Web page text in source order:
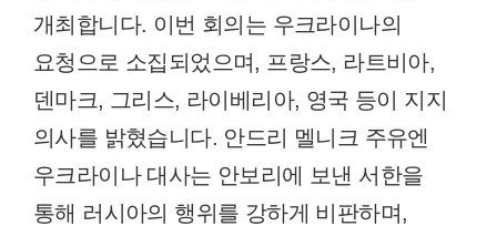
개최합니다. 이번 회의는 우크라이나의
요청으로 소집되었으며, 프랑스, 라트비아,
덴마크, 그리스, 라이베리아, 영국 등이 지지
의사를 밝혔습니다. 안드리 멜니크 주유엔
우크라이나 대사는 안보리에 보낸 서한을
통해 러시아의 행위를 강하게 비판하며,